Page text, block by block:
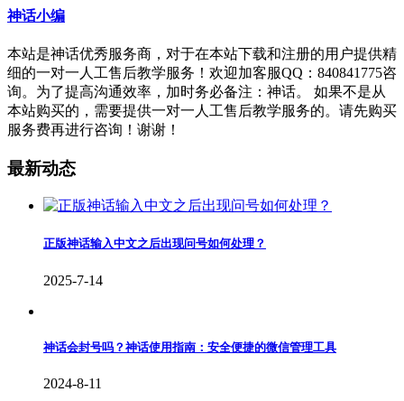
神话小编
本站是神话优秀服务商，对于在本站下载和注册的用户提供精
细的一对一人工售后教学服务！欢迎加客服QQ：840841775咨
询。为了提高沟通效率，加时务必备注：神话。 如果不是从
本站购买的，需要提供一对一人工售后教学服务的。请先购买
服务费再进行咨询！谢谢！
最新动态
正版神话输入中文之后出现问号如何处理？
2025-7-14
神话会封号吗？神话使用指南：安全便捷的微信管理工具
2024-8-11